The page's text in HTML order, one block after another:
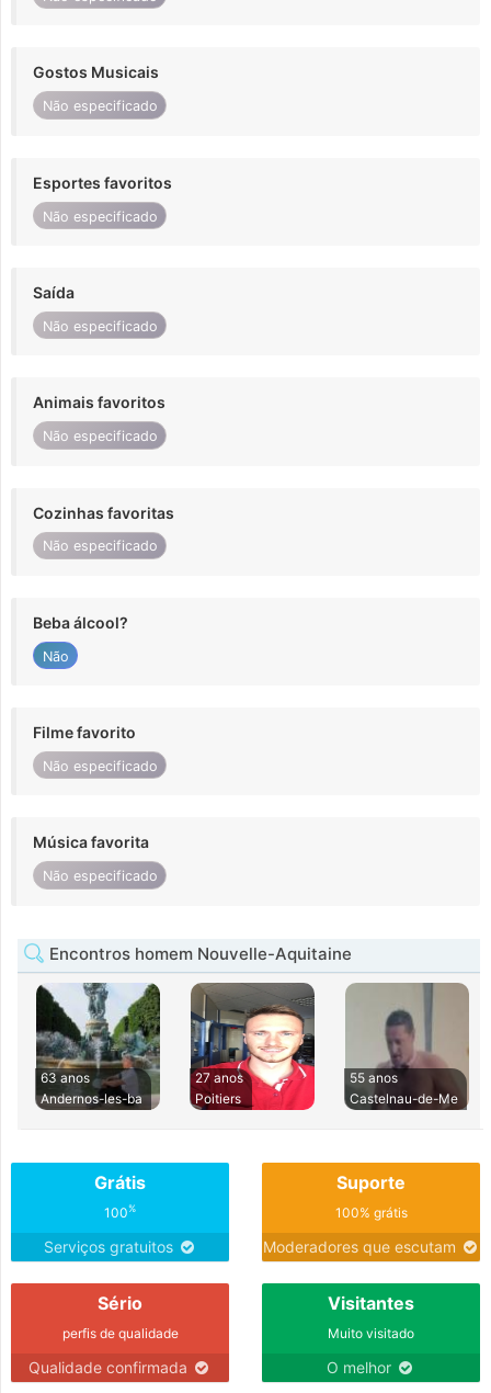
Gostos Musicais
Não especificado
Esportes favoritos
Não especificado
Saída
Não especificado
Animais favoritos
Não especificado
Cozinhas favoritas
Não especificado
Beba álcool?
Não
Filme favorito
Não especificado
Música favorita
Não especificado
Encontros homem Nouvelle-Aquitaine
63 anos
Andernos-les-ba
27 anos
Poitiers
55 anos
Castelnau-de-Me
Grátis
100%
Serviços gratuitos
Suporte
100% grátis
Moderadores que escutam
Sério
perfis de qualidade
Qualidade confirmada
Visitantes
Muito visitado
O melhor